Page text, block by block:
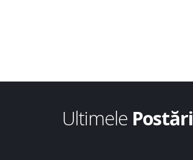
Ultimele Postări